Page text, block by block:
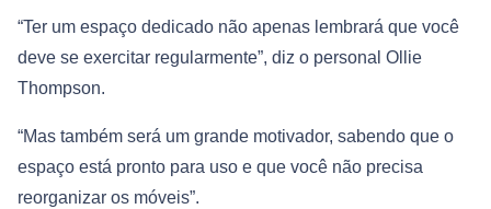
“Ter um espaço dedicado não apenas lembrará que você
deve se exercitar regularmente”, diz o personal Ollie
Thompson.
“Mas também será um grande motivador, sabendo que o
espaço está pronto para uso e que você não precisa
reorganizar os móveis”.